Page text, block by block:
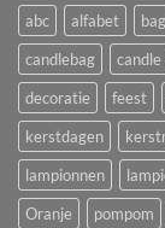
abc alfabet bag
candlebag
candle
decoratie
feest
kerstdagen
lampionnen
Oranje
pompom